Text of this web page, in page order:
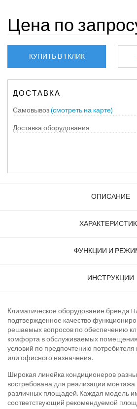
Цена по
КУПИТЬ В 1 КЛИК
ДОСТАВКА
Самовывоз(смотреть на карте)
Доставка оборудования
ОПИСАНИЕ
ФУНКЦИИ И
ИНСТРУКЦИИ
Климатическое оборудование бренда
подтвержденное качество
решаемых вопросов по обеспечению
комфорта в обслуживаемых
условий по предпочтению
или офисного назначения.
Широкая линейка кондиционеров
востребована для реализации
различных площадей. Каждая модель
соответствующий рекомендуемой